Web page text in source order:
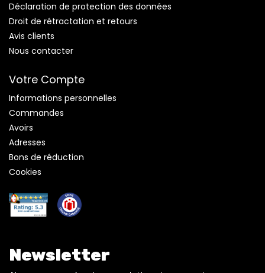
Déclaration de protection des données
Droit de rétractation et retours
Avis clients
Nous contacter
Votre Compte
Informations personnelles
Commandes
Avoirs
Adresses
Bons de réduction
Cookies
Newsletter